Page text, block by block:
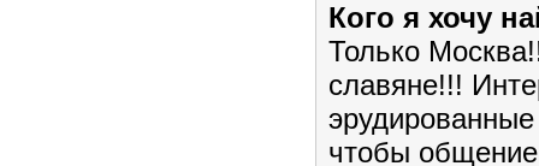
Кого я хочу
Только
славяне!!!
чтобы